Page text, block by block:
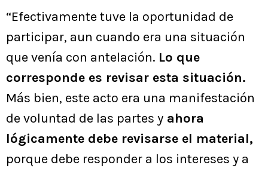
“Efectivamente tuve la oportunidad de
participar, aun cuando era una situación
que venía con antelación. Lo que
corresponde es revisar esta situación.
Más bien, este acto era una manifestación
de voluntad de las partes y ahora
lógicamente debe revisarse el material,
porque debe responder a los intereses y a